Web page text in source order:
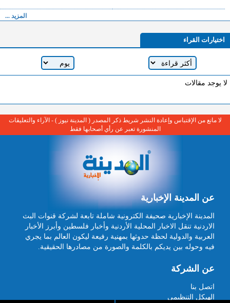
المزيد ...
اختيارات القراء
لا يوجد مقالات
لا مانع من الإقتباس وإعادة النشر شريط ذكر المصدر ( المدينة نيوز ) - الآراء والتعليقات
المنشورة تعبر عن رأي أصحابها فقط
عن المدينة الإخبارية
المدينة الإخبارية صحيفة الكترونية شاملة تابعة لشركة قنوات البث
الاردنية تنقل الاخبار المحلية الأردنية وأخبار فلسطين وأبرز الأخبار
العربية والدولية لحظة حدوثها بمهنية رفيعة ليكون العالم بما يجري
فيه وحوله بين يديكم بالكلمة والصورة من مصادرها الحقيقية.
عن الشركة
اتصل بنا
الهيكل التنظيمي